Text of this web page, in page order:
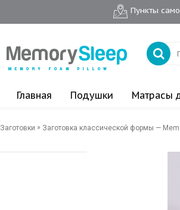
Пункты
Главная Подушки Матрасы
Заготовки » Заготовка классической формы —